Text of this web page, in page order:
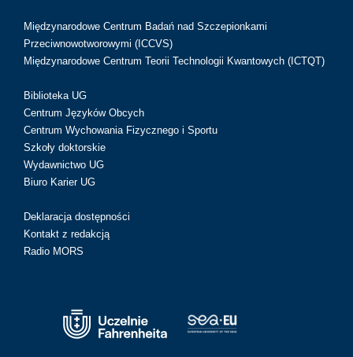
Międzynarodowe Centrum Badań nad Szczepionkami
Przeciwnowotworowymi (ICCVS)
Międzynarodowe Centrum Teorii Technologii Kwantowych (ICTQT)
Biblioteka UG
Centrum Języków Obcych
Centrum Wychowania Fizycznego i Sportu
Szkoły doktorskie
Wydawnictwo UG
Biuro Karier UG
Deklaracja dostępności
Kontakt z redakcją
Radio MORS